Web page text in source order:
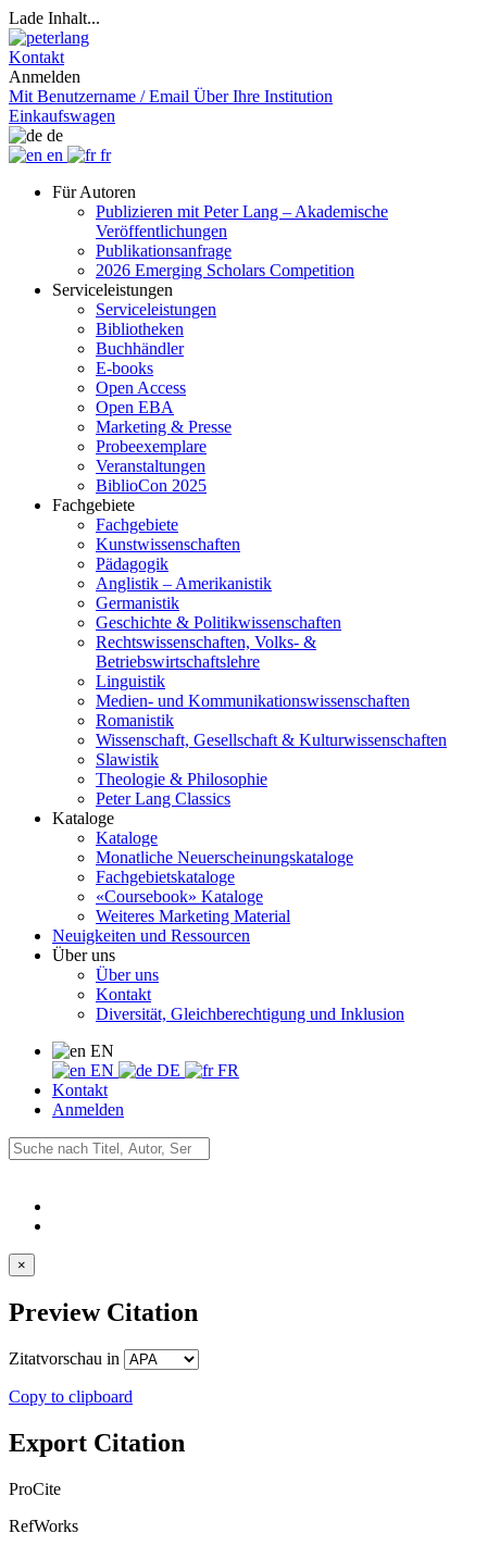
Lade Inhalt...
Kontakt
Anmelden
Mit Benutzername / Email Über Ihre Institution
Einkaufswagen
de
en
fr
Für Autoren
Publizieren mit Peter Lang – Akademische
Veröffentlichungen
Publikationsanfrage
2026 Emerging Scholars Competition
Serviceleistungen
Serviceleistungen
Bibliotheken
Buchhändler
E-books
Open Access
Open EBA
Marketing & Presse
Probeexemplare
Veranstaltungen
BiblioCon 2025
Fachgebiete
Fachgebiete
Kunstwissenschaften
Pädagogik
Anglistik – Amerikanistik
Germanistik
Geschichte & Politikwissenschaften
Rechtswissenschaften, Volks- &
Betriebswirtschaftslehre
Linguistik
Medien- und Kommunikationswissenschaften
Romanistik
Wissenschaft, Gesellschaft & Kulturwissenschaften
Slawistik
Theologie & Philosophie
Peter Lang Classics
Kataloge
Kataloge
Monatliche Neuerscheinungskataloge
Fachgebietskataloge
«Coursebook» Kataloge
Weiteres Marketing Material
Neuigkeiten und Ressourcen
Über uns
Über uns
Kontakt
Diversität, Gleichberechtigung und Inklusion
EN
EN
DE
FR
Kontakt
Anmelden
×
Preview Citation
Zitatvorschau in
Copy to clipboard
Export Citation
ProCite
RefWorks